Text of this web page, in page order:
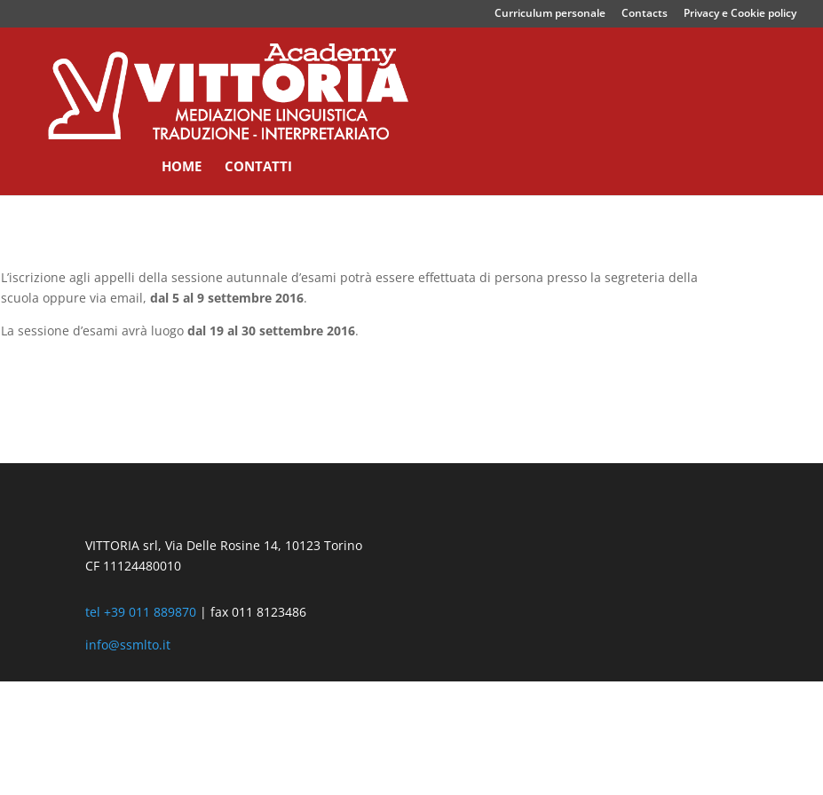
Curriculum personale Contacts Privacy e Cookie policy
HOME CONTATTI
L’iscrizione agli appelli della sessione autunnale d’esami potrà essere effettuata di persona presso la segreteria della
scuola oppure via email, dal 5 al 9 settembre 2016.
La sessione d’esami avrà luogo dal 19 al 30 settembre 2016.
VITTORIA srl, Via Delle Rosine 14, 10123 Torino
CF 11124480010
tel +39 011 889870| fax 011 8123486
info@ssmlto.it